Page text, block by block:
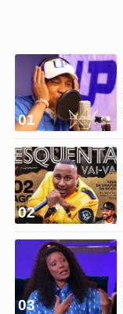
01
02
03